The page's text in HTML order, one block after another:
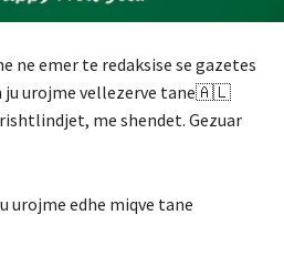
ne emer te redaksise se gazetes
ju urojme vellezerve tane🇦🇱
me shendet. Gezuar
urojme edhe miqve tane